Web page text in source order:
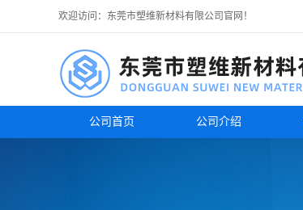
欢迎访问：东莞市塑维新材料有限公司官网！
公司首页 公司介绍